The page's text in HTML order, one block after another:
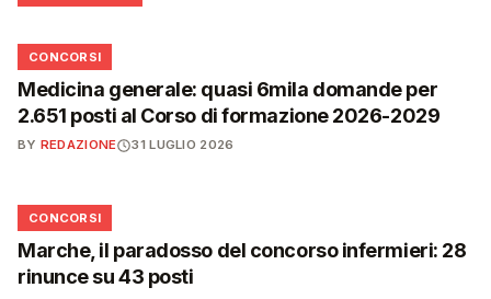
📋
CONCORSI
Medicina generale: quasi 6mila domande per
2.651 posti al Corso di formazione 2026-2029
BY REDAZIONE 31 LUGLIO 2026
📋
CONCORSI
Marche, il paradosso del concorso infermieri: 28
rinunce su 43 posti